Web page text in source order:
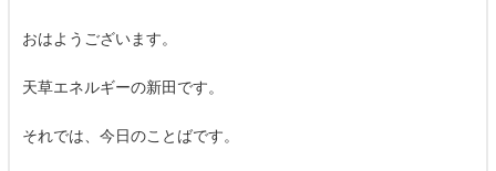
おはようございます。
天草エネルギーの新田です。
それでは、今日のことばです。